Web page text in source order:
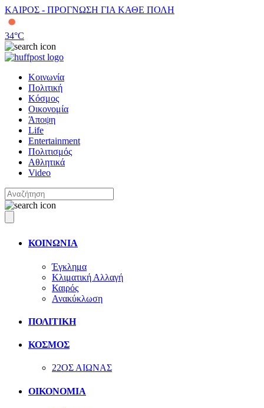
ΚΑΙΡΟΣ - ΠΡΟΓΝΩΣΗ ΓΙΑ ΚΑΘΕ ΠΟΛΗ
34°C
Κοινωνία
Πολιτική
Κόσμος
Οικονομία
Άποψη
Life
Entertainment
Πολιτισμός
Αθλητικά
Video
ΚΟΙΝΩΝΙΑ
Έγκλημα
Κλιματική Αλλαγή
Καιρός
Ανακύκλωση
ΠΟΛΙΤΙΚΗ
ΚΟΣΜΟΣ
22ΟΣ ΑΙΩΝΑΣ
ΟΙΚΟΝΟΜΙΑ